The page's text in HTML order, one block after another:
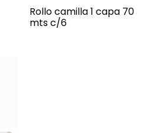
Rollo camilla 1 capa 70
mts c/6